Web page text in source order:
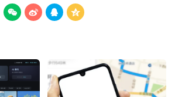
   